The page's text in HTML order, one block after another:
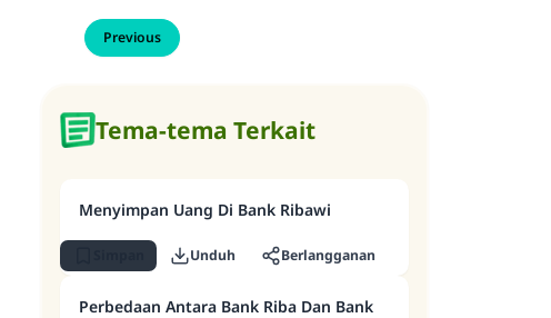
Previous
Tema-tema Terkait
Menyimpan Uang Di Bank Ribawi
Unduh Berlangganan
Perbedaan Antara Bank Riba Dan Bank